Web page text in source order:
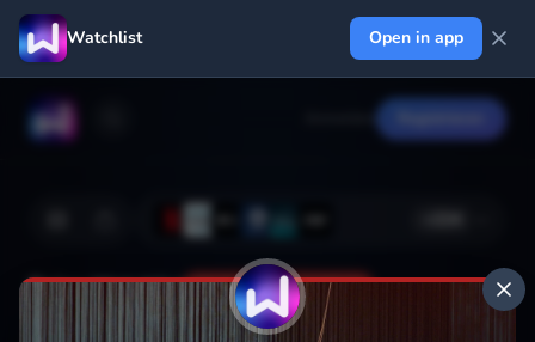
Watchlist Open in app
Deine Watchlist Noch nicht gespeichert